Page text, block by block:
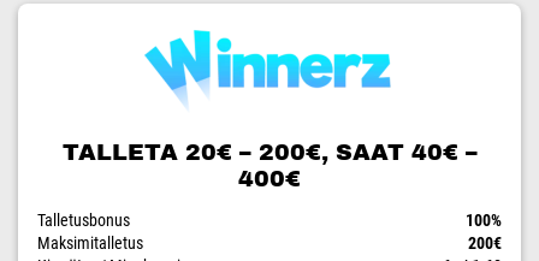
TALLETA 20€ – 200€, SAAT 40€ –
400€
Talletusbonus
100%
Maksimitalletus
200€